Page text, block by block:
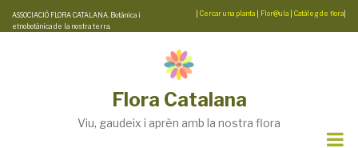
Skip
to
ASSOCIACIÓ FLORA CATALANA. Botànica i
etnobotànica de la nostra terra.
Cercar una planta Flor@ula Catàleg de flora
Flora Catalana
Viu, gaudeix i aprèn amb la nostra flora